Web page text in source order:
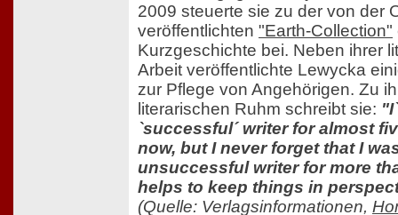
2009 steuerte sie zu der von der
veröffentlichten "Earth-Collection"
Kurzgeschichte bei. Neben ihrer
Arbeit veröffentlichte Lewycka
zur Pflege von Angehörigen. Zu
literarischen Ruhm schreibt sie:
`successful´ writer for almost
now, but I never forget that I
unsuccessful writer for more
helps to keep things in
(Quelle: Verlagsinformationen,